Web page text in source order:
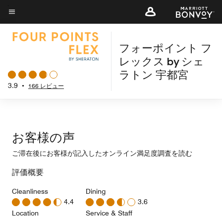
Skip
to
main
メニューのテキスト
3.9 • 166 レビュー
フォーポイント フ
レックス by シェ
ラトン 宇都宮
お客様の声
ご滞在後にお客様が記入したオンライン満足度調査を読む
評価概要
Cleanliness
4.4
Location
Dining
3.6
Service & Staff